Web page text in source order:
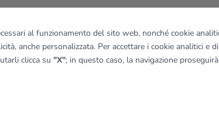
al funzionamento del sito web, nonché cookie
anche personalizzata. Per accettare i cookie analitici e
clicca su "X"; in questo caso, la navigazione